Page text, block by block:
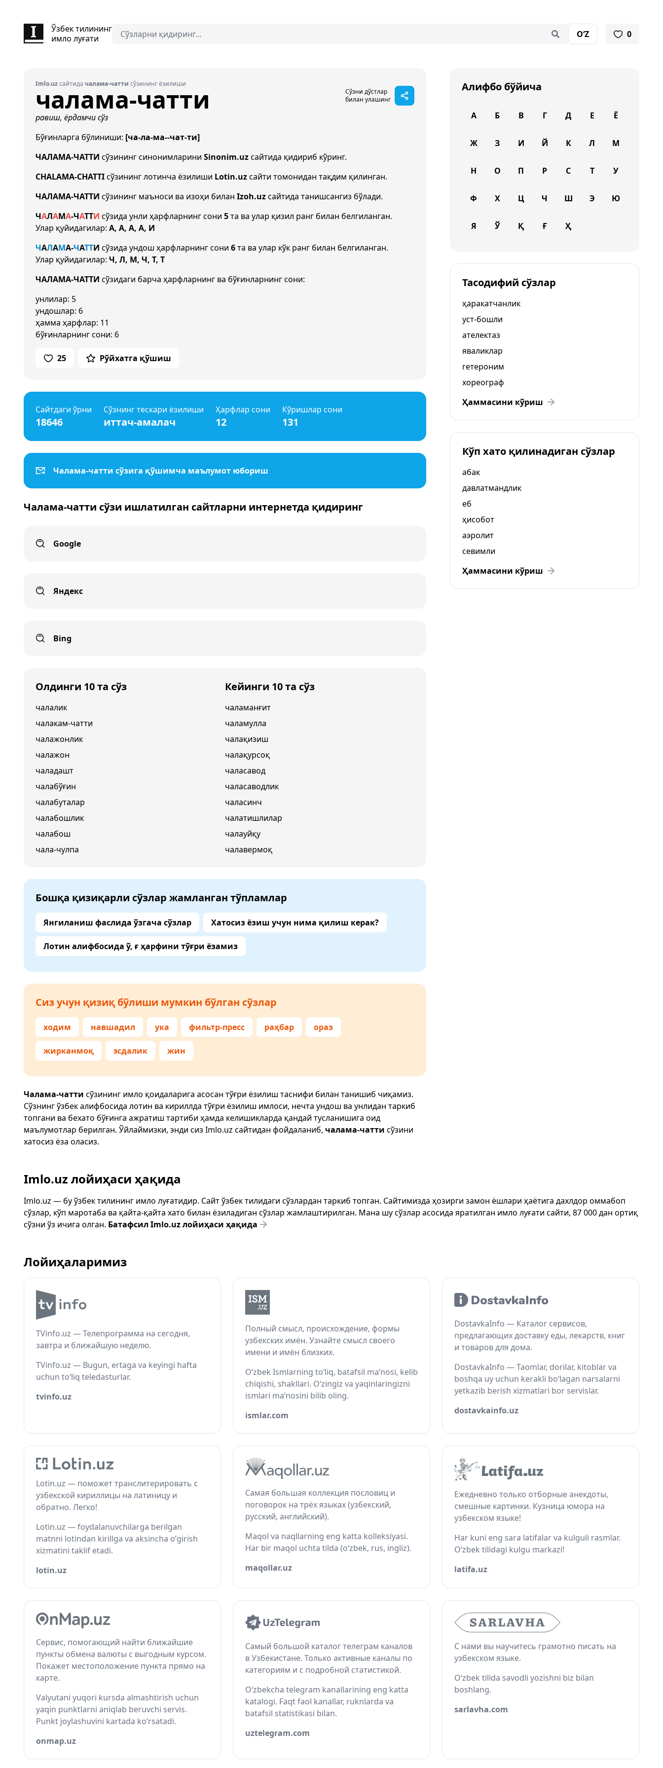
Ўзбек тилининг
имло луғати
O‘Z 0
Imlo.uzсайтида чалама-чатти сўзининг ёзилиши
чалама-чатти
Сўзни дўстлар
билан улашинг
равиш, ёрдамчи сўз
Бўғинларга бўлиниши: [ча-ла-ма--чат-ти]
ЧАЛАМА-ЧАТТИ сўзининг синонимларини Sinonim.uzсайтида қидириб кўринг.
CHALAMA-CHATTIсўзининг лотинча ёзилиши Lotin.uzсайти томонидан тақдим қилинган.
ЧАЛАМА-ЧАТТИ сўзининг маъноси ва изоҳи билан Izoh.uzсайтида танишсангиз бўлади.
ЧАЛАМА-ЧАТТИ сўзида унли ҳарфларнинг сони 5та ва улар қизил ранг билан белгиланган.
Улар қуйидагилар: А, А, А, А, И
ЧАЛАМА-ЧАТТИ сўзида ундош ҳарфларнинг сони 6та ва улар кўк ранг билан белгиланган.
Улар қуйидагилар: Ч, Л, М, Ч, Т, Т
ЧАЛАМА-ЧАТТИ сўзидаги барча ҳарфларнинг ва бўғинларнинг сони:
унлилар: 5
ундошлар: 6
ҳамма ҳарфлар: 11
бўғинларнинг сони: 6
25 Рўйхатга қўшиш
Сайтдаги ўрни
18646
Сўзнинг тескари ёзилиши
иттач-амалач
Ҳарфлар сони
12
Кўришлар сони
131
Чалама-чатти сўзига қўшимча маълумот юбориш
Чалама-чатти сўзи ишлатилган сайтларни интернетда қидиринг
Google
Яндекс
Bing
Олдинги 10 та сўз
чалалик
чалакам-чатти
чалажонлик
чалажон
чаладашт
чалабўғин
чалабуталар
чалабошлик
чалабош
чала-чулпа
Кейинги 10 та сўз
чаламанғит
чаламулла
чалақизиш
чалақурсоқ
чаласавод
чаласаводлик
чаласинч
чалатишлилар
чалауйқу
чалавермоқ
Бошқа қизиқарли сўзлар жамланган тўпламлар
Янгиланиш фаслида ўзгача сўзлар Хатосиз ёзиш учун нима қилиш керак?
Лотин алифбосида ў, ғ ҳарфини тўғри ёзамиз
Сиз учун қизиқ бўлиши мумкин бўлган сўзлар
ходим навшадил ука фильтр-пресс раҳбар ораз
жирканмоқ эсдалик жин
Чалама-чатти сўзининг имло қоидаларига асосан тўғри ёзилиш таснифи билан танишиб чиқамиз.
Сўзнинг ўзбек алифбосида лотин ва кириллда тўғри ёзилиш имлоси, нечта ундош ва унлидан таркиб
топгани ва бехато бўғинга ажратиш тартиби ҳамда келишикларда қандай тусланишига оид
маълумотлар берилган. Ўйлаймизки, энди сиз Imlo.uz сайтидан фойдаланиб, чалама-чатти сўзини
хатосиз ёза оласиз.
Алифбо бўйича
А Б В Г Д Е Ё
Ж З И Й К Л М
Н О П Р С Т У
Ф Х Ц Ч Ш Э Ю
Я Ў Қ Ғ Ҳ
Тасодифий сўзлар
ҳаракатчанлик
уст-бошли
ателектаз
яваликлар
гетероним
хореограф
Ҳаммасини кўриш
Кўп хато қилинадиган сўзлар
абак
давлатмандлик
еб
ҳисобот
аэролит
севимли
Ҳаммасини кўриш
Imlo.uz лойиҳаси ҳақида
Imlo.uz — бу ўзбек тилининг имло луғатидир. Сайт ўзбек тилидаги сўзлардан таркиб топган. Сайтимизда ҳозирги замон ёшлари ҳаётига дахлдор оммабоп
сўзлар, кўп маротаба ва қайта-қайта хато билан ёзиладиган сўзлар жамлаштирилган. Мана шу сўзлар асосида яратилган имло луғати сайти, 87 000 дан ортиқ
сўзни ўз ичига олган. Батафсил Imlo.uz лойиҳаси ҳақида
Лойиҳаларимиз
TVinfo.uz — Телепрограмма на сегодня,
завтра и ближайшую неделю.
TVinfo.uz — Bugun, ertaga va keyingi hafta
uchun to‘liq teledasturlar.
tvinfo.uz
Полный смысл, происхождение, формы
узбекских имён. Узнайте смысл своего
имени и имён близких.
O‘zbek Ismlarning to‘liq, batafsil ma’nosi, kelib
chiqishi, shakllari. O‘zingiz va yaqinlaringizni
ismlari ma’nosini bilib oling.
ismlar.com
DostavkaInfo — Каталог сервисов,
предлагающих доставку еды, лекарств, книг
и товаров для дома.
DostavkaInfo — Taomlar, dorilar, kitoblar va
boshqa uy uchun kerakli bo‘lagan narsalarni
yetkazib berish xizmatlari bor servislar.
dostavkainfo.uz
Lotin.uz — поможет транслитерировать с
узбекской кириллицы на латиницу и
обратно. Легко!
Lotin.uz — foydalanuvchilarga berilgan
matnni lotindan kirillga va aksincha o‘girish
xizmatini taklif etadi.
lotin.uz
Самая большая коллекция пословиц и
поговорок на трёх языках (узбекский,
русский, английский).
Maqol va naqllarning eng katta kolleksiyasi.
Har bir maqol uchta tilda (o‘zbek, rus, ingliz).
maqollar.uz
Ежедневно только отборные анекдоты,
смешные картинки. Кузница юмора на
узбекском языке!
Har kuni eng sara latifalar va kulguli rasmlar.
O‘zbek tilidagi kulgu markazi!
latifa.uz
Сервис, помогающий найти ближайшие
пункты обмена валюты с выгодным курсом.
Покажет местоположение пункта прямо на
карте.
Valyutani yuqori kursda almashtirish uchun
yaqin punktlarni aniqlab beruvchi servis.
Punkt joylashuvini kartada ko‘rsatadi.
onmap.uz
Самый большой каталог телеграм каналов
в Узбекистане. Только активные каналы по
категориям и с подробной статистикой.
O‘zbekcha telegram kanallarining eng katta
katalogi. Faqt faol kanallar, ruknlarda va
batafsil statistikasi bilan.
uztelegram.com
С нами вы научитесь грамотно писать на
узбекском языке.
O‘zbek tilida savodli yozishni biz bilan
boshlang.
sarlavha.com